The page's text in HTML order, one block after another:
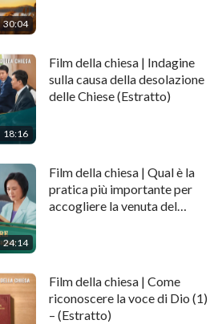
30:04
18:16
Film della chiesa | Indagine
sulla causa della desolazione
delle Chiese (Estratto)
24:14
Film della chiesa | Qual è la
pratica più importante per
accogliere la venuta del
Film della chiesa | Come
riconoscere la voce di Dio (1)
– (Estratto)